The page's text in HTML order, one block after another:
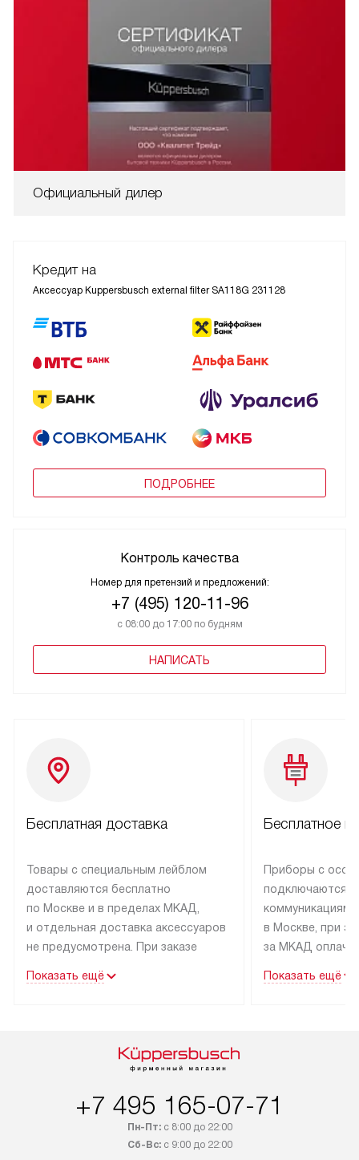
Официальный дилер
Кредит на
Аксессуар Kuppersbusch external filter SA118G 231128
ПОДРОБНЕЕ
Контроль качества
Номер для претензий и предложений:
+7 (495) 120-11-96
с 08:00 до 17:00 по будням
НАПИСАТЬ
Бесплатная доставка
Товары с специальным лейблом
доставляются бесплатно
по Москве и в пределах МКАД,
и отдельная доставка аксессуаров
не предусмотрена. При заказе
рекомендуем обсудить
быть отправлены покупателю
интересен товар «Под заказ»,
обсудите возможность его
приобретения с менеджером сайта.
Показать ещё
Бесплатное
Приборы с
подключаются к
коммуникациям
в Москве, при
за МКАД
партнера
по монтажу
Показать ещё
+7 495 165-07-71
Пн-Пт:с 8:00 до 22:00
Сб-Вс:с 9:00 до 22:00